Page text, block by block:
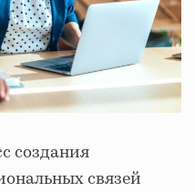
создания
связей